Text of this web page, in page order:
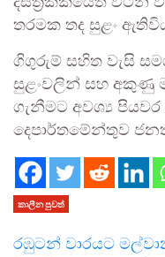
තරමක තද සුළං
ගිගුරුම් සහිත වැසි
සුළංවලින් සහ අකුණු
ගැනීමට අවශ්‍ය
දෙපාර්තමේන්තුව
කාලීන පුවත්
රඹුටන් වාරයට